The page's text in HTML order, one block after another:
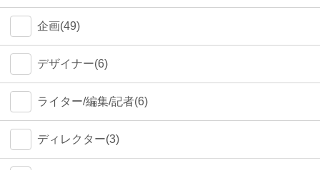
企画(49)
デザイナー(6)
ライター/編集/記者(6)
ディレクター(3)